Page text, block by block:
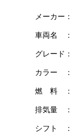
メーカー：
車両名 ：
グレード：
カラー ：
燃 料 ：
排気量 ：
シフト ：